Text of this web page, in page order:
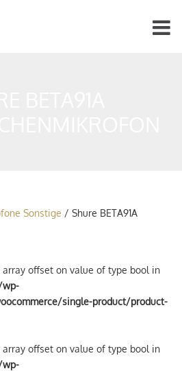
Sonstige / Shure BETA91A
array offset on value of type bool in
wp-
single-product/product-
array offset on value of type bool in
wp-